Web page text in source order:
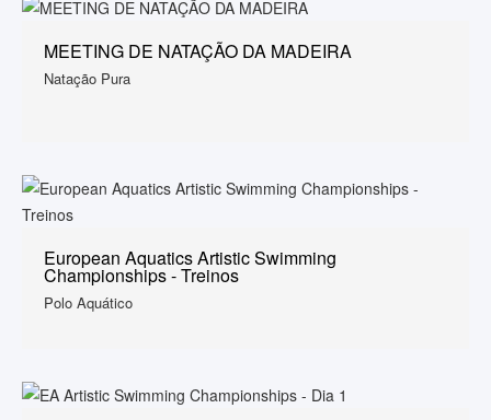
MEETING DE NATAÇÃO DA MADEIRA
Natação Pura
European Aquatics Artistic Swimming
Championships - Treinos
Polo Aquático